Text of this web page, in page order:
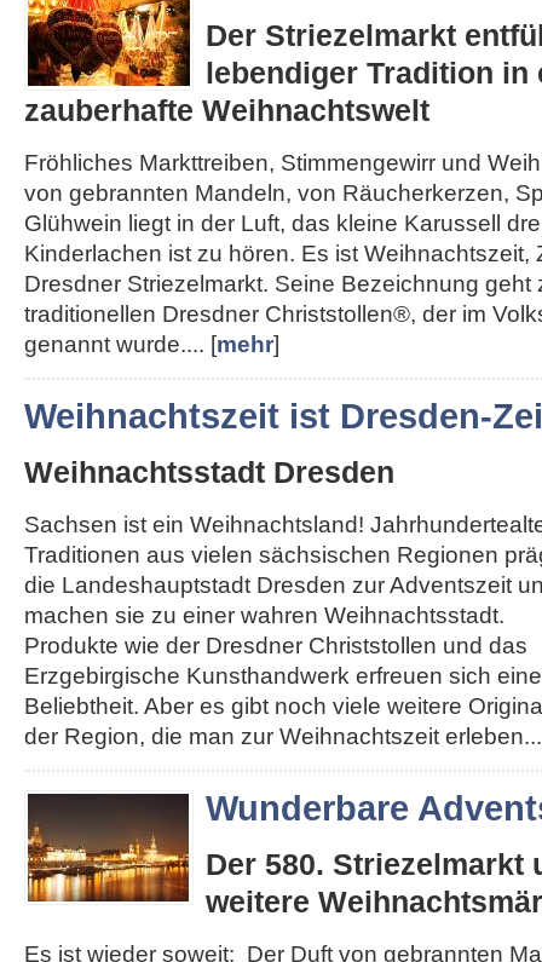
Der Striezelmarkt
lebendiger Tradition in
zauberhafte Weihnachtswelt
Fröhliches Markttreiben, Stimmengewirr und
von gebrannten Mandeln, von Räucherkerzen,
Glühwein liegt in der Luft, das kleine Karussell
Kinderlachen ist zu hören. Es ist Weihnachtszeit,
Dresdner Striezelmarkt. Seine Bezeichnung
traditionellen Dresdner Christstollen®, der im
genannt wurde.... [mehr]
Weihnachtszeit ist Dresden-
Weihnachtsstadt Dresden
Sachsen ist ein Weihnachtsland!
Traditionen aus vielen sächsischen Regionen
die Landeshauptstadt Dresden zur Adventszeit
machen sie zu einer wahren Weihnachtsstadt.
Produkte wie der Dresdner Christstollen und das
Erzgebirgische Kunsthandwerk erfreuen sich
Beliebtheit. Aber es gibt noch viele weitere
der Region, die man zur Weihnachtszeit
Wunderbare
Der 580. Striezelmarkt
weitere
Es ist wieder soweit: Der Duft von gebrannten